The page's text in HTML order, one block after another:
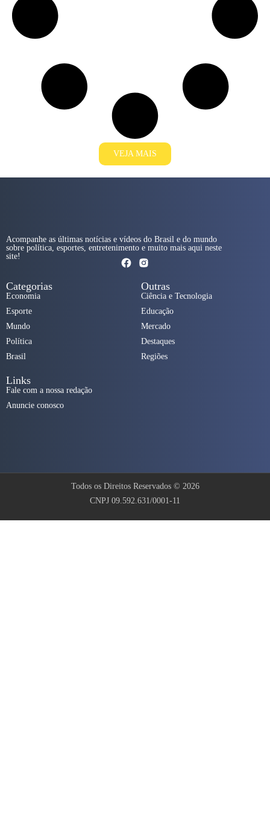
VEJA MAIS
Acompanhe as últimas notícias e vídeos do Brasil e do mundo
sobre política, esportes, entretenimento e muito mais aqui neste
site!
Categorias
Economia
Esporte
Mundo
Política
Brasil
Outras
Ciência e Tecnologia
Educação
Mercado
Destaques
Regiões
Links
Fale com a nossa redação
Anuncie conosco
Todos os Direitos Reservados © 2026
CNPJ 09.592.631/0001-11